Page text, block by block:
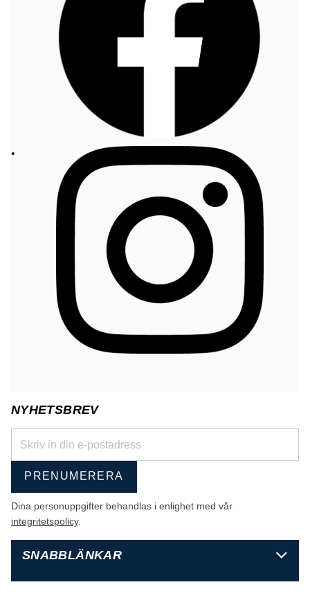
NYHETSBREV
PRENUMERERA
Dina personuppgifter behandlas i enlighet med vår
integritetspolicy.
SNABBLÄNKAR